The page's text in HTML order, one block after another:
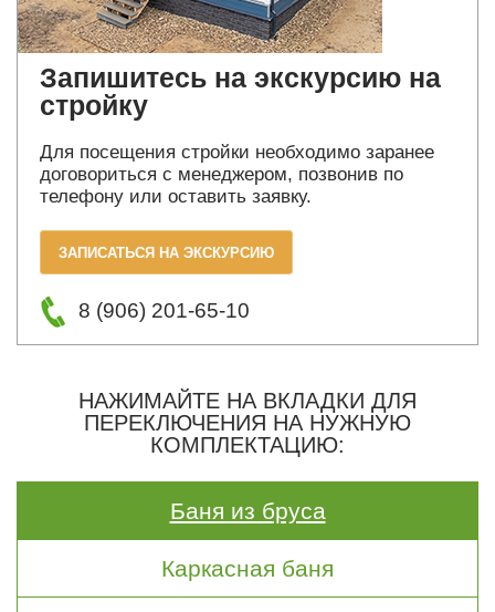
Запишитесь на экскурсию на
стройку
Для посещения стройки необходимо заранее
договориться с менеджером, позвонив по
телефону или оставить заявку.
ЗАПИСАТЬСЯ НА ЭКСКУРСИЮ
8 (906) 201-65-10
НАЖИМАЙТЕ НА ВКЛАДКИ ДЛЯ
ПЕРЕКЛЮЧЕНИЯ НА НУЖНУЮ
КОМПЛЕКТАЦИЮ:
Баня из бруса
Каркасная баня